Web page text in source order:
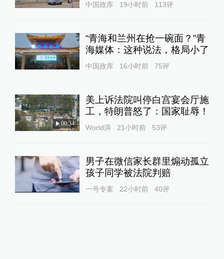
中国政库 19小时前 113评
“青海和兰州在抢一碗面？”青
海媒体：这种说法，格局小了
中国政库 16小时前 75评
00:34
美上诉法院叫停白宫宴会厅施
工，特朗普怒了：国家耻辱！
World湃 21小时前 53评
男子在微信家长群里煽动孤立
孩子同学被法院判赔
一号专案 22小时前 40评